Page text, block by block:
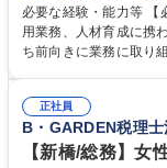
務全般を担当していただきます。 【主な業務内容
人材育成(社員研修)業
投資計画等の策定 ■社
務人事】経験者歓迎！/
必要な経験・能力等 【
用業務、人材育成に携わったことのある
ち前向きに業務に取り
囲のメンバーと協調し
歴・資格 学歴：大学院
正社員
B・GARDEN税理士
【新橋/総務】